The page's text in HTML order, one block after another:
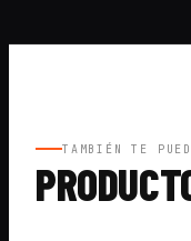
TAMBIÉN TE